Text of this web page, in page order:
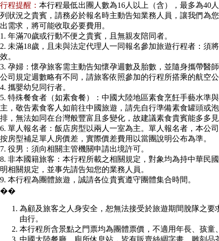
行程提醒： 本行程最低出團人數為16人以上（含），最多為40
列狀況之貴賓，請務必於報名時主動告知業務人員，讓我們為
出需求，將可能收取必要費用。
1. 年滿70歲或行動不便之貴賓，且無親友陪同者。
2. 未滿18歲，且未與法定代理人一同報名參加旅遊行程者：須
效。
3. 孕婦：懷孕旅客需主動告知懷孕週數及胎數，並隨身攜帶醫
公司規定週數略有不同，請旅客依照參加的行程所搭乘的航空
4. 攜嬰幼兒同行者。
5. 特殊餐食者（如素食餐）：中國大陸地區素食烹飪手藝水準
主，敬告素食客人如前往中國旅遊，請先自行準備素食罐頭或
排，無法如同在台灣般豐富且多變化，故建議素食貴賓能多多
6. 單人報名者：飯店房型以兩人一室為主。單人報名者，本公
按房型補足單人房價差，實際價差費用以當團說明公布為準。
7. 役男：須向相關主管機關申請出境許可。
8. 非本國籍旅客：本行程所載之相關規定，對象均為持中華民
明相關規定，並事先請告知您的業務人員。
9. 本行程為團體旅遊，誠請各位貴賓遵守團體集合時間。
��
為顧及旅客之人身安全，恕無法接受於旅遊期間脫隊之
由行。
本行程所含景點之門票均為團體票價，不適用年長、孩
中國大陸餐廳、廁所休息站，皆有販賣絲綢字畫、雕刻